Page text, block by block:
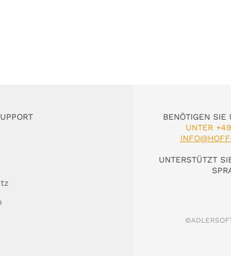
BENÖTIGEN SIE
UNTER
UNTERSTÜTZT